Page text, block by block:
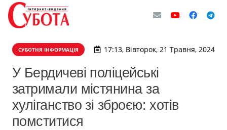
СУБОТНЯ ІНФОРМАЦІЯ 17:13, Вівторок, 21 Травня, 2024
У Бердичеві поліцейські
затримали містянина за
хуліганство зі зброєю: хотів
помститися